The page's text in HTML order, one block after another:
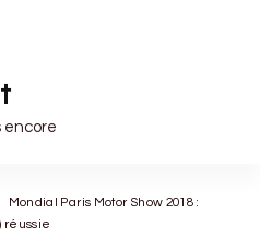
encore
Mondial Paris Motor Show 2018 :
réussie